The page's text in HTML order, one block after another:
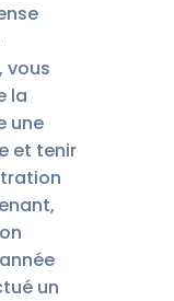
vous
la
une
et tenir
un